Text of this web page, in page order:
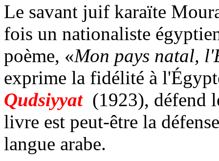
Le savant juif karaïte
fois un nationaliste
poème, «Mon pays natal,
exprime la fidélité à
Qudsiyyat (1923), défend
livre est peut-être la
langue arabe.